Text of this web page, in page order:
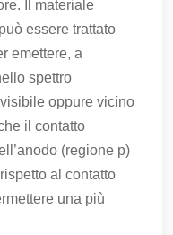
Il materiale
essere trattato
emettere, a
spettro
oppure vicino
il contatto
(regione p)
al contatto
una più